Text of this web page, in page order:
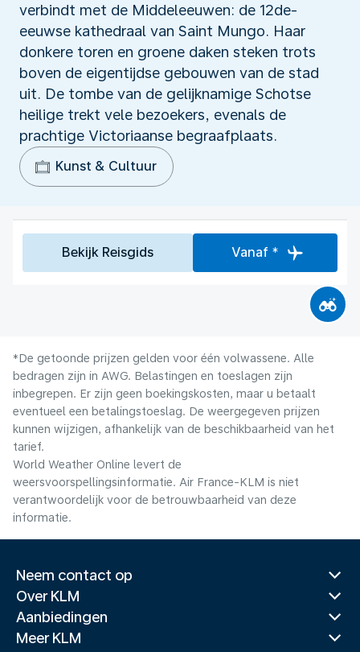
verbindt met de Middeleeuwen: de 12de-
eeuwse kathedraal van Saint Mungo. Haar
donkere toren en groene daken steken trots
boven de eigentijdse gebouwen van de stad
uit. De tombe van de gelijknamige Schotse
heilige trekt vele bezoekers, evenals de
prachtige Victoriaanse begraafplaats.
Kunst & Cultuur
Bekijk Reisgids Vanaf *
*De getoonde prijzen gelden voor één volwassene. Alle
bedragen zijn in AWG. Belastingen en toeslagen zijn
inbegrepen. Er zijn geen boekingskosten, maar u betaalt
eventueel een betalingstoeslag. De weergegeven prijzen
kunnen wijzigen, afhankelijk van de beschikbaarheid van het
tarief.
World Weather Online levert de
weersvoorspellingsinformatie. Air France-KLM is niet
verantwoordelijk voor de betrouwbaarheid van deze
informatie.
Neem contact op
Over KLM
Aanbiedingen
Meer KLM